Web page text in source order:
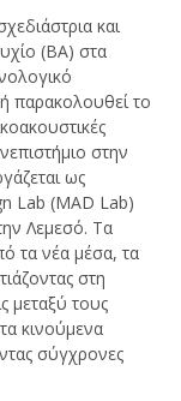
και
(BA) στα
παρακολουθεί το
στην
ως
Lab (MAD Lab)
Λεμεσό. Τα
τα νέα μέσα, τα
στη
μεταξύ τους
κινούμενα
σύγχρονες